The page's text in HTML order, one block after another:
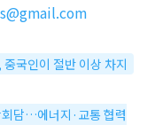
국인이 절반 이상 차지
담…에너지·교통 협력